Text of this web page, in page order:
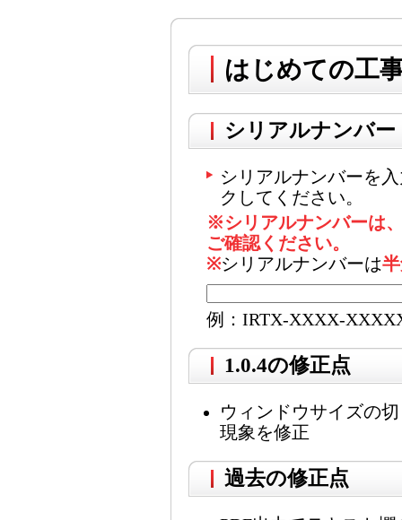
はじめての工
シリアルナンバー
シリアルナンバーを
クしてください。
※シリアルナンバーは
ご確認ください。
※シリアルナンバーは
例：IRTX-XXXX-
1.0.4の修正点
ウィンドウサイズの
現象を修正
過去の修正点